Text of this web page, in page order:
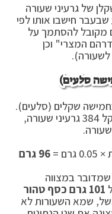
של גרעיני שעורה
חישבו אותו לפי
מקובל להסתמך על
המצרי" וכן
שקלים (סלעים).
הסלע ההלכתי מתקופת בית שני שוקל 384 גרעיני שעורה,
96 גרם
שמדובר במצווה
101 גרם כסף טהור
שמא השעורות לא